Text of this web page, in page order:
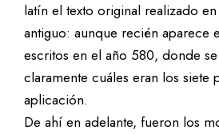
latín el texto original realizado
antiguo: aunque recién aparece
escritos en el año 580, donde
claramente cuáles eran los siete
aplicación.
De ahí en adelante, fueron los